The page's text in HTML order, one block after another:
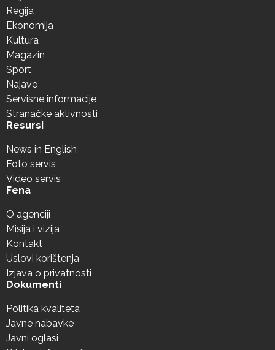
Regija
Ekonomija
Kultura
Magazin
Sport
Najave
Servisne informacije
Stranačke aktivnosti
Resursi
News in English
Foto servis
Video servis
Fena
O agenciji
Misija i vizija
Kontakt
Uslovi korištenja
Izjava o privatnosti
Dokumenti
Politika kvaliteta
Javne nabavke
Javni oglasi